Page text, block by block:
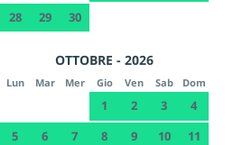
28 29 30
OTTOBRE - 2026
Lun Mar Mer Gio Ven Sab Dom
1 2 3
4
5
6 7 8 9 10
11